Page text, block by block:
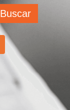
Buscar